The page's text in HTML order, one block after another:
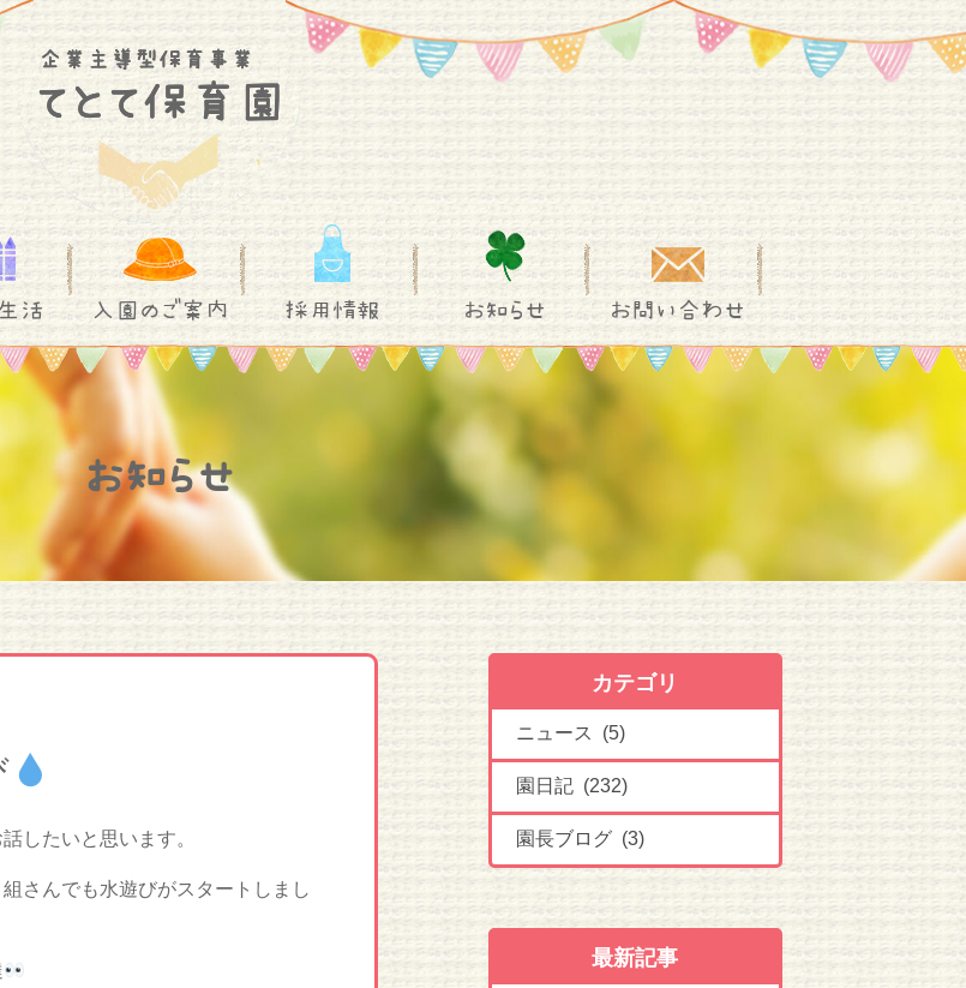
活 入園のご案内 採用情報 お知らせ お問い合わせ
お知らせ
したいと思います。
さんでも水遊びがスタートしまし
カテゴリ
ニュース (5)
園日記 (232)
園長ブログ (3)
最新記事